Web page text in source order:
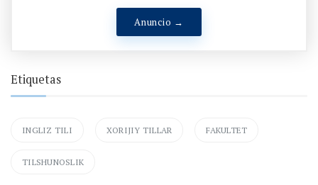
Anuncio →
Etiquetas
INGLIZ TILI XORIJIY TILLAR FAKULTET
TILSHUNOSLIK